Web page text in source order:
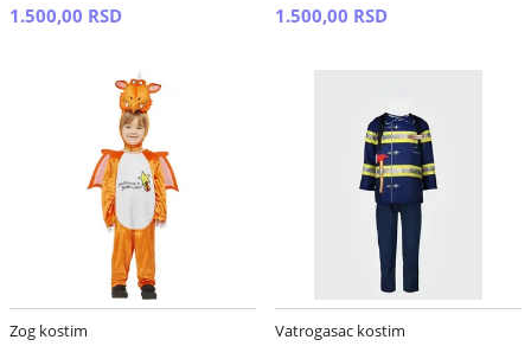
1.500,00 RSD 1.500,00 RSD
Zog kostim Vatrogasac kostim